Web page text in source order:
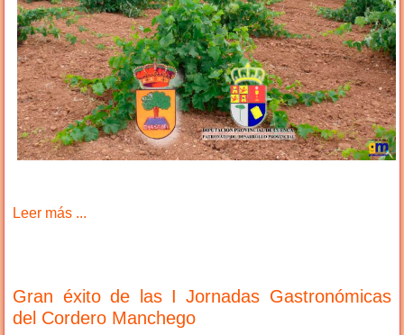
Leer más ...
Gran éxito de las I Jornadas Gastronómicas
del Cordero Manchego